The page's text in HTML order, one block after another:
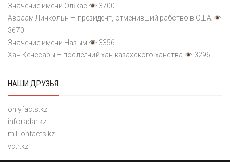
Значение имени Олжас
3700
Авраам Линкольн — президент, отменивший рабство в США
3670
Значение имени Назым
3356
Хан Кенесары – последний хан казахского ханства
3296
НАШИ ДРУЗЬЯ
onlyfacts.kz
inforadar.kz
millionfacts.kz
vctr.kz